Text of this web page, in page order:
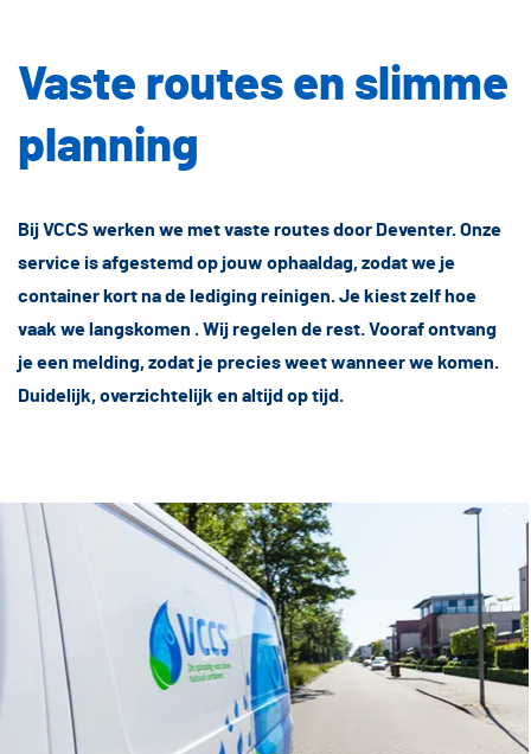
Vaste routes en slimme
planning
Bij VCCS werken we met vaste routes door Deventer. Onze
service is afgestemd op jouw ophaaldag, zodat we je
container kort na de lediging reinigen. Je kiest zelf hoe
vaak we langskomen . Wij regelen de rest. Vooraf ontvang
je een melding, zodat je precies weet wanneer we komen.
Duidelijk, overzichtelijk en altijd op tijd.